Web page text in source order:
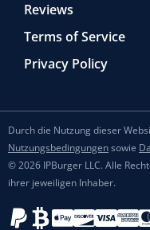
Reviews
Terms of Service
Privacy Policy
Durch die Nutzung dieser
Nutzungsbedingungensowie
© 2026 IPBurger LLC. Alle
ihrer jeweiligen Inhaber.